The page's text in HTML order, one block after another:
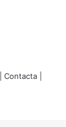
Contacta